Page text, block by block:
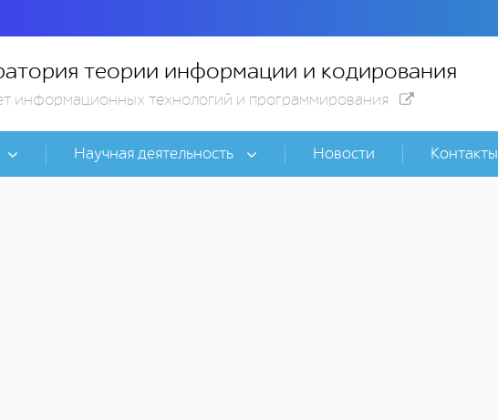
теории информации и кодирования
информационных технологий и программирования
Научная деятельность Новости Контакты